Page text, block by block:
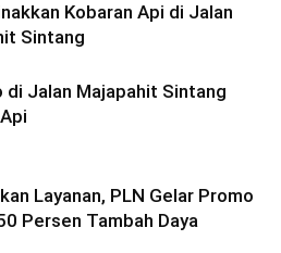
Kobaran Api di Jalan
Sintang
di Jalan Majapahit Sintang
Layanan, PLN Gelar Promo
Persen Tambah Daya